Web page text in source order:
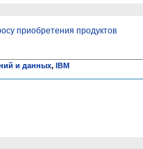
приобретения продуктов
и данных, IBM